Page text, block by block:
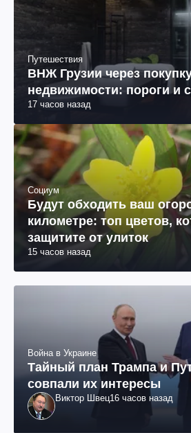
Путешествия
ВНЖ Грузии через
недвижимости: пороги и
17 часов назад
Социум
Будут обходить ваш
километре: топ цветов,
защитите от улиток
15 часов назад
Война в Украине
Тайный план Трампа и
совпали их интересы
Виктор Швец16 часов назад